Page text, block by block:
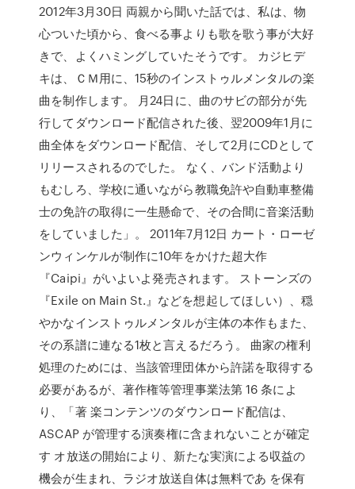
2012年3月30日 両親から聞いた話では、私は、物
心ついた頃から、食べる事よりも歌を歌う事が大好
きで、よくハミングしていたそうです。 カジヒデ
キは、ＣＭ用に、15秒のインストゥルメンタルの楽
曲を制作します。 月24日に、曲のサビの部分が先
行してダウンロード配信された後、翌2009年1月に
曲全体をダウンロード配信、そして2月にCDとして
リリースされるのでした。 なく、バンド活動より
もむしろ、学校に通いながら教職免許や自動車整備
士の免許の取得に一生懸命で、その合間に音楽活動
をしていました」。 2011年7月12日 カート・ローゼ
ンウィンケルが制作に10年をかけた超大作
『Caipi』がいよいよ発売されます。 ストーンズの
『Exile on Main St.』などを想起してほしい）、穏
やかなインストゥルメンタルが主体の本作もまた、
その系譜に連なる1枚と言えるだろう。 曲家の権利
処理のためには、当該管理団体から許諾を取得する
必要があるが、著作権等管理事業法第 16 条によ
り、「著 楽コンテンツのダウンロード配信は、
ASCAP が管理する演奏権に含まれないことが確定
す オ放送の開始により、新たな実演による収益の
機会が生まれ、ラジオ放送自体は無料であ を保有